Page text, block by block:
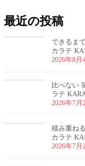
最近の投稿
できるま
カラテ
2026年8月
比べない
ラテ
2026年7月
積み重ね
カラテ
2026年7月